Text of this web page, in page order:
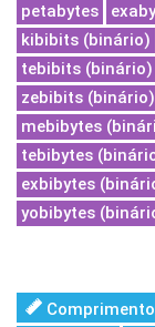
petabytes
kibibits (binário)
tebibits (binário)
zebibits (binário)
mebibytes
tebibytes
exbibytes
yobibytes
Comprimento